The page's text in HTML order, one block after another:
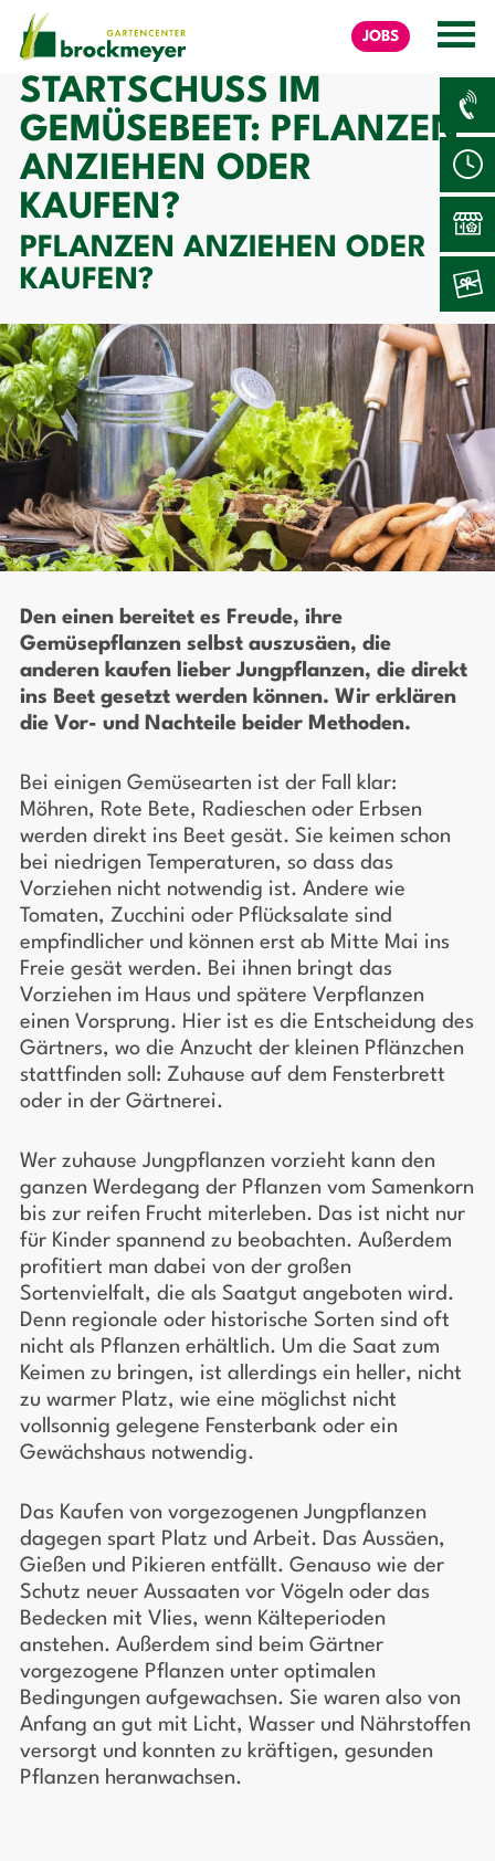
JOBS
STARTSCHUSS IM
GEMÜSEBEET: PFLANZEN
ANZIEHEN ODER
KAUFEN?
PFLANZEN ANZIEHEN ODER
KAUFEN?
Den einen bereitet es Freude, ihre
Gemüsepflanzen selbst auszusäen, die
anderen kaufen lieber Jungpflanzen, die direkt
ins Beet gesetzt werden können. Wir erklären
die Vor- und Nachteile beider Methoden.
Bei einigen Gemüsearten ist der Fall klar:
Möhren, Rote Bete, Radieschen oder Erbsen
werden direkt ins Beet gesät. Sie keimen schon
bei niedrigen Temperaturen, so dass das
Vorziehen nicht notwendig ist. Andere wie
Tomaten, Zucchini oder Pflücksalate sind
empfindlicher und können erst ab Mitte Mai ins
Freie gesät werden. Bei ihnen bringt das
Vorziehen im Haus und spätere Verpflanzen
einen Vorsprung. Hier ist es die Entscheidung des
Gärtners, wo die Anzucht der kleinen Pflänzchen
stattfinden soll: Zuhause auf dem Fensterbrett
oder in der Gärtnerei.
Wer zuhause Jungpflanzen vorzieht kann den
ganzen Werdegang der Pflanzen vom Samenkorn
bis zur reifen Frucht miterleben. Das ist nicht nur
für Kinder spannend zu beobachten. Außerdem
profitiert man dabei von der großen
Sortenvielfalt, die als Saatgut angeboten wird.
Denn regionale oder historische Sorten sind oft
nicht als Pflanzen erhältlich. Um die Saat zum
Keimen zu bringen, ist allerdings ein heller, nicht
zu warmer Platz, wie eine möglichst nicht
vollsonnig gelegene Fensterbank oder ein
Gewächshaus notwendig.
Das Kaufen von vorgezogenen Jungpflanzen
dagegen spart Platz und Arbeit. Das Aussäen,
Gießen und Pikieren entfällt. Genauso wie der
Schutz neuer Aussaaten vor Vögeln oder das
Bedecken mit Vlies, wenn Kälteperioden
anstehen. Außerdem sind beim Gärtner
vorgezogene Pflanzen unter optimalen
Bedingungen aufgewachsen. Sie waren also von
Anfang an gut mit Licht, Wasser und Nährstoffen
versorgt und konnten zu kräftigen, gesunden
Pflanzen heranwachsen.